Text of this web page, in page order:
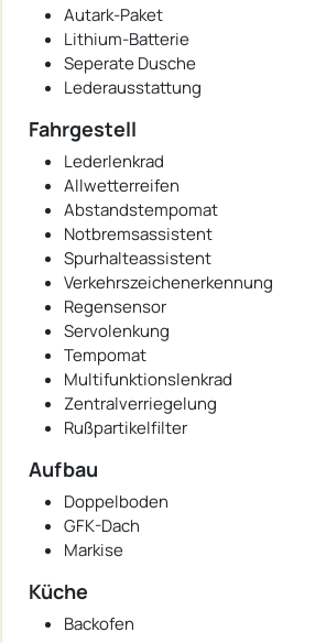
Autark-Paket
Lithium-Batterie
Seperate Dusche
Lederausstattung
Fahrgestell
Lederlenkrad
Allwetterreifen
Abstandstempomat
Notbremsassistent
Spurhalteassistent
Verkehrszeichenerkennung
Regensensor
Servolenkung
Tempomat
Multifunktionslenkrad
Zentralverriegelung
Rußpartikelfilter
Aufbau
Doppelboden
GFK-Dach
Markise
Küche
Backofen